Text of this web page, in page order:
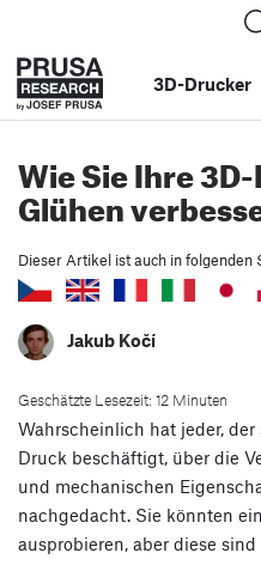
3D-Drucker
Wie Sie Ihre
Glühen
Dieser Artikel ist auch in folgenden
Jakub Kočí
Geschätzte Lesezeit: 12 Minuten
Wahrscheinlich hat jeder,
Druck beschäftigt, über die
und mechanischen
nachgedacht. Sie könnten
ausprobieren, aber diese